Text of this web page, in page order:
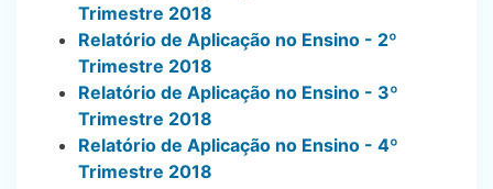
Trimestre 2018
Relatório de Aplicação no Ensino - 2º
Trimestre 2018
Relatório de Aplicação no Ensino - 3º
Trimestre 2018
Relatório de Aplicação no Ensino - 4º
Trimestre 2018